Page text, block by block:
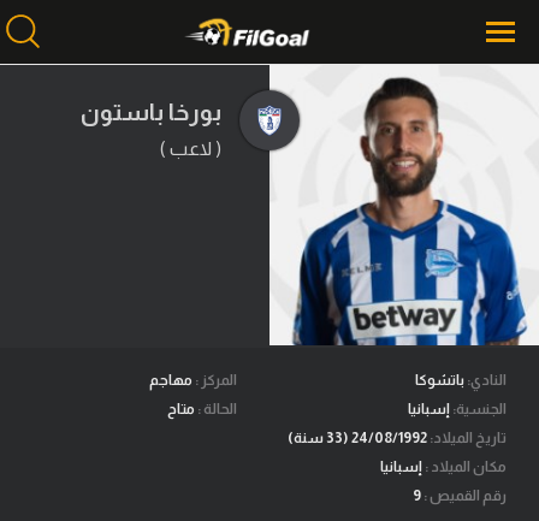
محتوى إخباري
الرئيسية
أخبار
مباريات
ميركاتو
فانتازي في الجول
مسابقة التوقعات
فيديوهات
بورخا باستون
( لاعب )
النادي: باتشوكا
الجنسية: إسبانيا
تاريخ الميلاد:
مكان الميلاد : إسبانيا
رقم القميص :
المركز : مهاجم
الحالة : متاح